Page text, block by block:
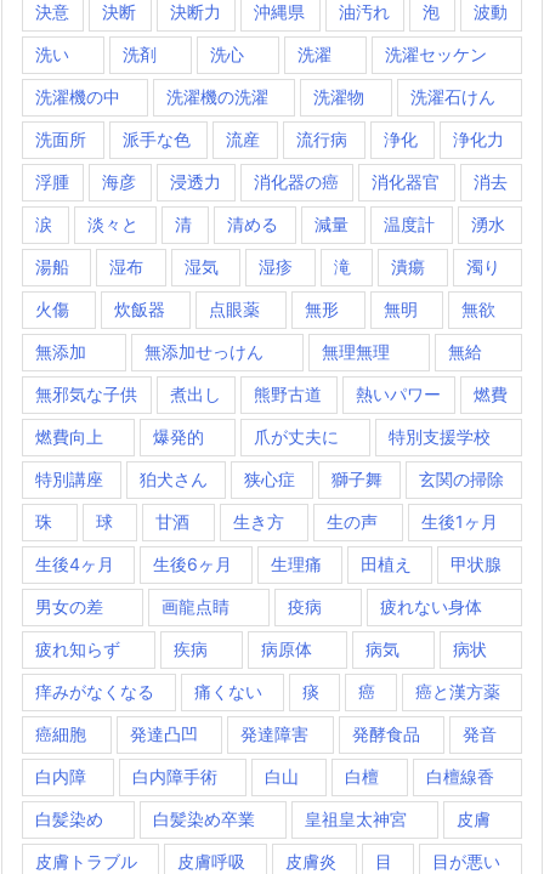
決意 決断 決断力 沖縄県 油汚れ 泡 波動
洗い 洗剤 洗心 洗濯 洗濯セッケン
洗濯機の中 洗濯機の洗濯 洗濯物 洗濯石けん
洗面所 派手な色 流産 流行病 浄化 浄化力
浮腫 海彦 浸透力 消化器の癌 消化器官 消去
涙 淡々と 清 清める 減量 温度計 湧水
湯船 湿布 湿気 湿疹 滝 潰瘍 濁り
火傷 炊飯器 点眼薬 無形 無明 無欲
無添加 無添加せっけん 無理無理 無給
無邪気な子供 煮出し 熊野古道 熱いパワー 燃費
燃費向上 爆発的 爪が丈夫に 特別支援学校
特別講座 狛犬さん 狭心症 獅子舞 玄関の掃除
珠 球 甘酒 生き方 生の声 生後1ヶ月
生後4ヶ月 生後6ヶ月 生理痛 田植え 甲状腺
男女の差 画龍点睛 疫病 疲れない身体
疲れ知らず 疾病 病原体 病気 病状
痒みがなくなる 痛くない 痰 癌 癌と漢方薬
癌細胞 発達凸凹 発達障害 発酵食品 発音
白内障 白内障手術 白山 白檀 白檀線香
白髪染め 白髪染め卒業 皇祖皇太神宮 皮膚
皮膚トラブル 皮膚呼吸 皮膚炎 目 目が悪い